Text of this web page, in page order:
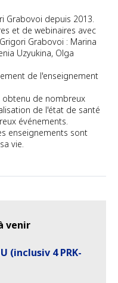
Grabovoi depuis 2013.
et de webinaires avec
Grabovoi : Marina
Uzyukina, Olga
de l'enseignement
obtenu de nombreux
de l'état de santé
événements.
enseignements sont
vie.
venir
(inclusiv 4 PRK-